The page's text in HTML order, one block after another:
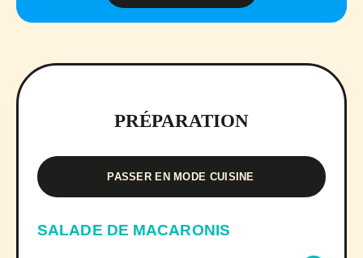
PRÉPARATION
PASSER EN MODE CUISINE
SALADE DE MACARONIS